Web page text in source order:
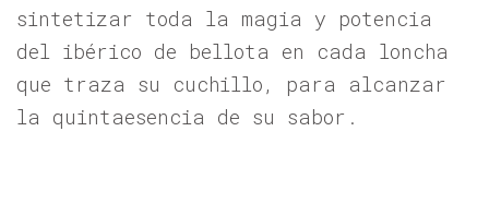
sintetizar toda la magia y potencia
del ibérico de bellota en cada loncha
que traza su cuchillo, para alcanzar
la quintaesencia de su sabor.